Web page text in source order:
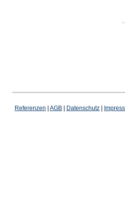
Referenzen AGB Datenschutz